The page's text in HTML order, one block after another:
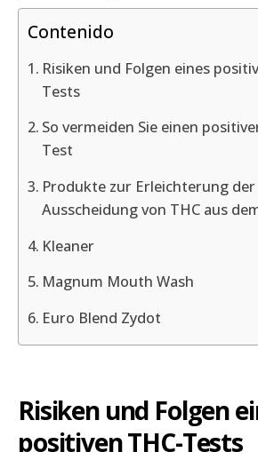
Contenido
Risiken und Folgen eines
Tests
So vermeiden Sie einen
Test
Produkte zur Erleichterung der
Ausscheidung von THC aus
Kleaner
Magnum Mouth Wash
Euro Blend Zydot
Risiken und Folgen
positiven THC-Tests